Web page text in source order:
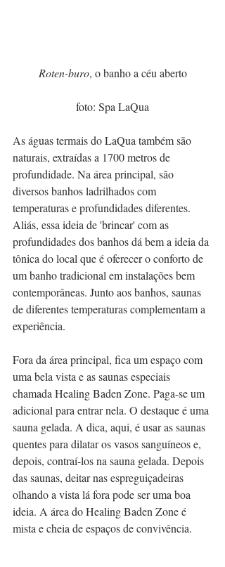
Roten-buro, o banho a céu aberto
foto: Spa LaQua
As águas termais do LaQua também são
naturais, extraídas a 1700 metros de
profundidade. Na área principal, são
diversos banhos ladrilhados com
temperaturas e profundidades diferentes.
Aliás, essa ideia de 'brincar' com as
profundidades dos banhos dá bem a ideia da
tônica do local que é oferecer o conforto de
um banho tradicional em instalações bem
contemporâneas. Junto aos banhos, saunas
de diferentes temperaturas complementam a
experiência.
Fora da área principal, fica um espaço com
uma bela vista e as saunas especiais
chamada Healing Baden Zone. Paga-se um
adicional para entrar nela. O destaque é uma
sauna gelada. A dica, aqui, é usar as saunas
quentes para dilatar os vasos sanguíneos e,
depois, contraí-los na sauna gelada. Depois
das saunas, deitar nas espreguiçadeiras
olhando a vista lá fora pode ser uma boa
ideia. A área do Healing Baden Zone é
mista e cheia de espaços de convivência.